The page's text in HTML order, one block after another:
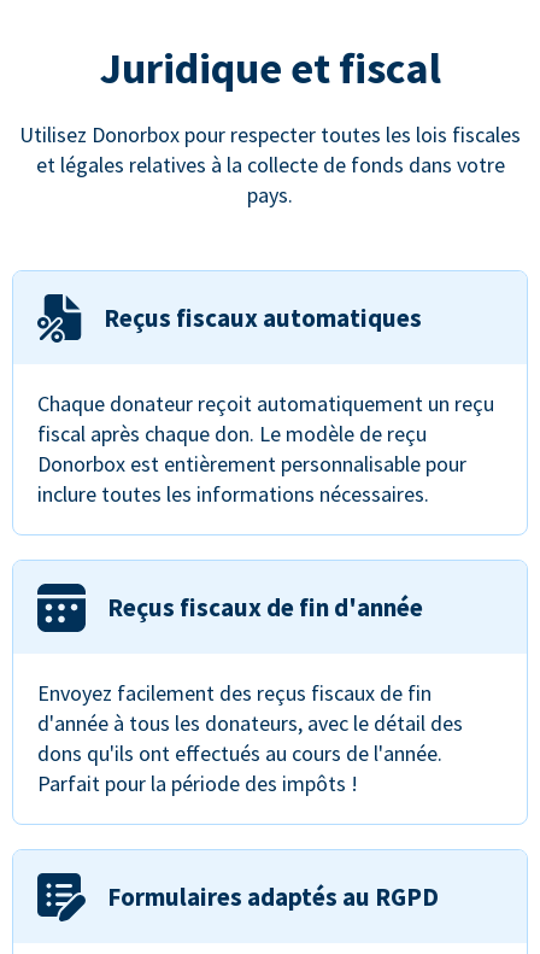
Juridique et fiscal
Utilisez Donorbox pour respecter toutes les lois fiscales
et légales relatives à la collecte de fonds dans votre
pays.
Reçus fiscaux automatiques
Chaque donateur reçoit automatiquement un reçu
fiscal après chaque don. Le modèle de reçu
Donorbox est entièrement personnalisable pour
inclure toutes les informations nécessaires.
Reçus fiscaux de fin d'année
Envoyez facilement des reçus fiscaux de fin
d'année à tous les donateurs, avec le détail des
dons qu'ils ont effectués au cours de l'année.
Parfait pour la période des impôts !
Formulaires adaptés au RGPD